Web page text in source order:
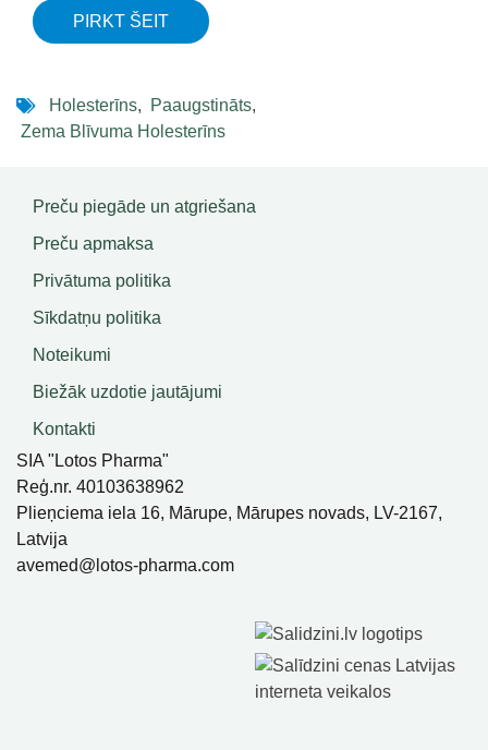
PIRKT ŠEIT
Holesterīns, Paaugstināts,
Zema Blīvuma Holesterīns
Preču piegāde un atgriešana
Preču apmaksa
Privātuma politika
Sīkdatņu politika
Noteikumi
Biežāk uzdotie jautājumi
Kontakti
SIA "Lotos Pharma"
Reģ.nr. 40103638962
Plieņciema iela 16, Mārupe, Mārupes novads, LV-2167,
Latvija
avemed@lotos-pharma.com